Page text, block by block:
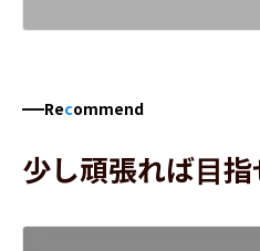
Recommend
少し頑張れば目